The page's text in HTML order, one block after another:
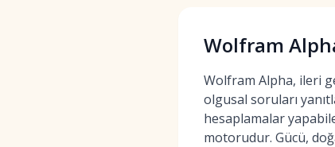
Wolfram
Wolfram Alpha, ileri
olgusal soruları
hesaplamalar
motorudur. Gücü,